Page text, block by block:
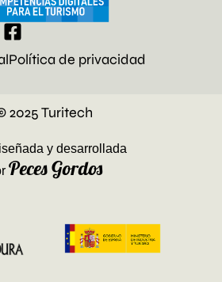
Política de privacidad
2025 Turitech
y desarrollada
Peces Gordos